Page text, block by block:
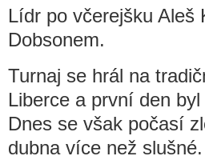
Lídr po včerejšku
Dobsonem.
Turnaj se hrál na
Liberce a první den
Dnes se však počasí
dubna více než